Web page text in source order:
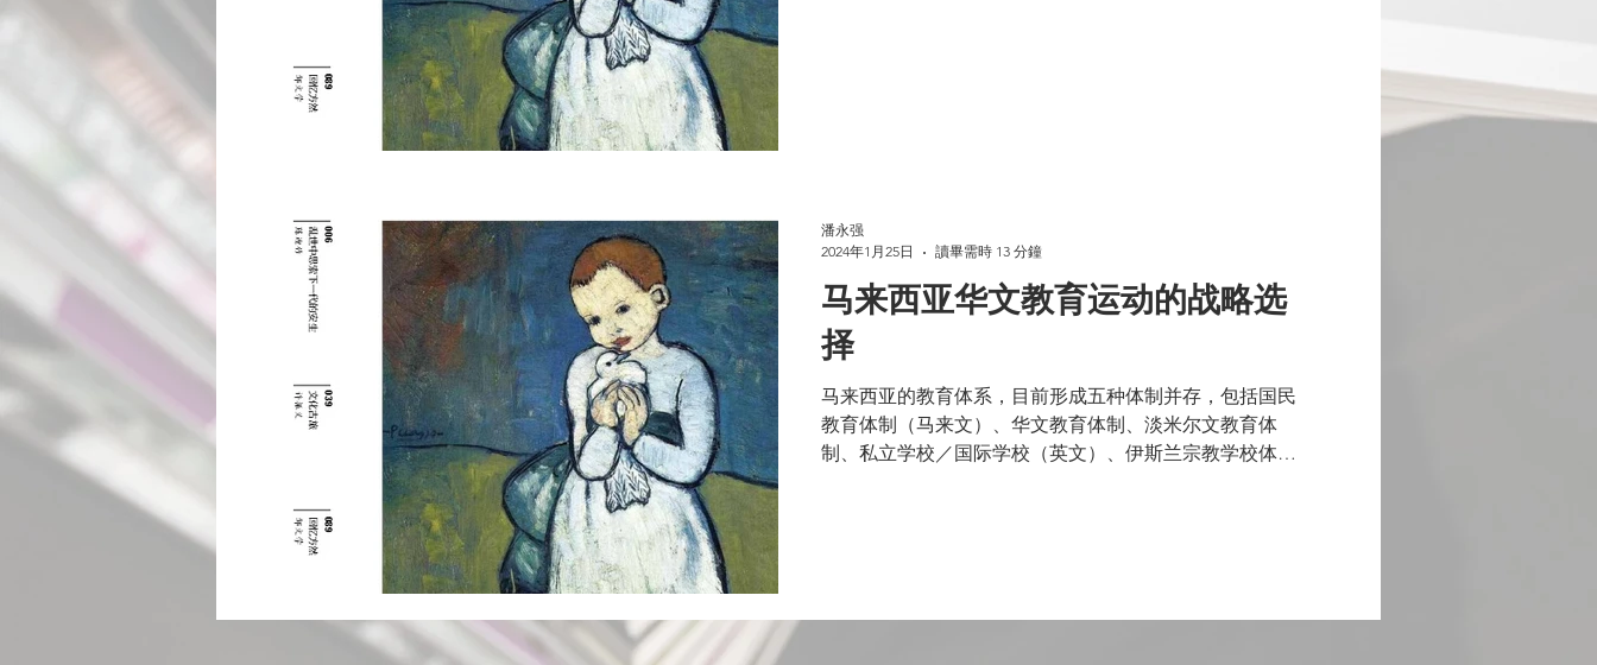
马来西亚华文教育运动的战略选
择
马来西亚的教育体系，目前形成五种体制并存，包括国民
教育体制（马来文）、华文教育体制、淡米尔文教育体
制、私立学校／国际学校（英文）、伊斯兰宗教学校体
潘永强
2024年1月25日
讀畢需時 13 分鐘